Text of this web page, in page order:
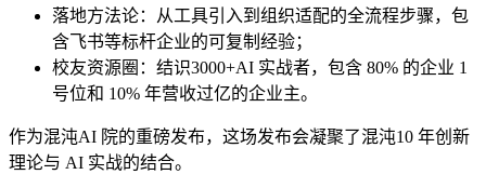
落地方法论：从工具引入到组织适配的全流程步骤，包
含飞书等标杆企业的可复制经验；
校友资源圈：结识3000+AI 实战者，包含 80% 的企业 1
号位和 10% 年营收过亿的企业主。
作为混沌AI 院的重磅发布，这场发布会凝聚了混沌10 年创新
理论与 AI 实战的结合。